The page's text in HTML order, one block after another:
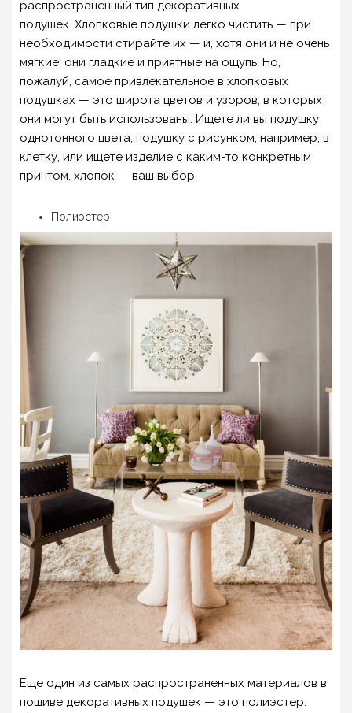
распространенный тип декоративных
подушек. Хлопковые подушки легко чистить — при
необходимости стирайте их — и, хотя они и не очень
мягкие, они гладкие и приятные на ощупь. Но,
пожалуй, самое привлекательное в хлопковых
подушках — это широта цветов и узоров, в которых
они могут быть использованы. Ищете ли вы подушку
однотонного цвета, подушку с рисунком, например, в
клетку, или ищете изделие с каким-то конкретным
принтом, хлопок — ваш выбор.
Полиэстер
Еще один из самых распространенных материалов в
пошиве декоративных подушек — это полиэстер.